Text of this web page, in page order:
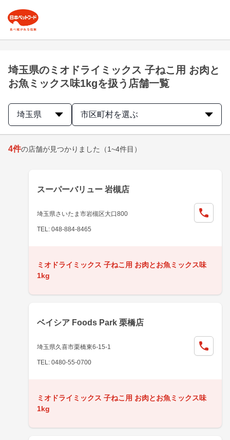
埼玉県のミオドライミックス 子ねこ用 お肉と
お魚ミックス味1kgを扱う店舗一覧
埼玉県 市区町村を選ぶ
4件の店舗が見つかりました （1~4件目）
スーパーバリュー 岩槻店
埼玉県さいたま市岩槻区大口800
TEL: 048-884-8465
ミオドライミックス 子ねこ用 お肉とお魚ミックス味
1kg
ベイシア Foods Park 栗橋店
埼玉県久喜市栗橋東6-15-1
TEL: 0480-55-0700
ミオドライミックス 子ねこ用 お肉とお魚ミックス味
1kg